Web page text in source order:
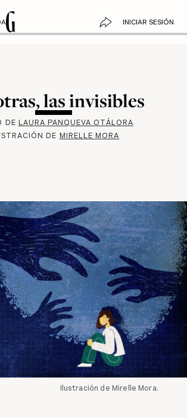
INICIAR SESIÓN
las invisibles
DE LAURA PANQUEVA OTÁLORA
DE MIRELLE MORA
Ilustración de Mirelle Mora.